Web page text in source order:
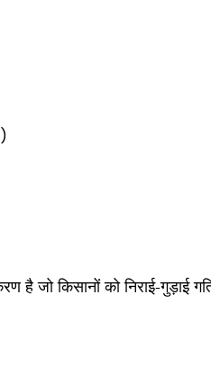
है जो किसानों को निराई-गुड़ाई